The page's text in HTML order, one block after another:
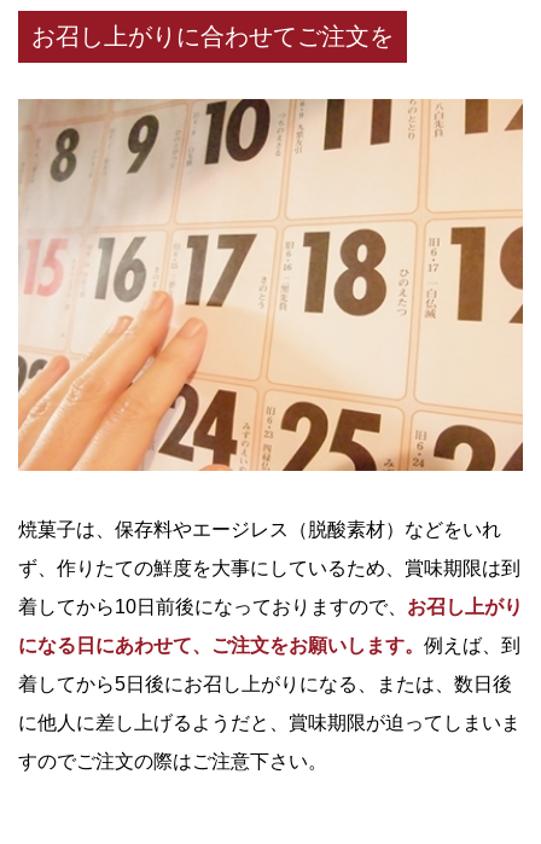
お召し上がりに合わせてご注文を
焼菓子は、保存料やエージレス（脱酸素材）などをいれ
ず、作りたての鮮度を大事にしているため、賞味期限は到
着してから10日前後になっておりますので、 お召し上がり
になる日にあわせて、ご注文をお願いします。 例えば、到
着してから5日後にお召し上がりになる、または、数日後
に他人に差し上げるようだと、賞味期限が迫ってしまいま
すのでご注文の際はご注意下さい。